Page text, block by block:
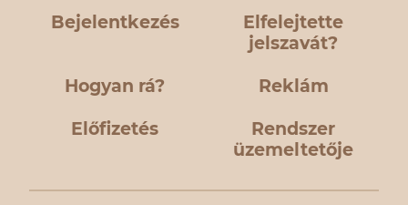
Bejelentkezés
Elfelejtette
jelszavát?
Hogyan rá? Reklám
Előfizetés
Rendszer
üzemeltetője